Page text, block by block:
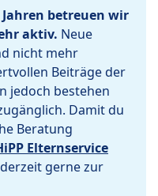
betreuen wir
aktiv. Neue
nicht mehr
Beiträge der
jedoch bestehen
Damit du
Beratung
Elternservice
gerne zur